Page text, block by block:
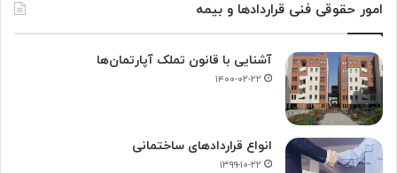
امور حقوقی فنی قراردادها و بیمه
آشنایی با قانون تملک آپارتمان‌ها
۱۴۰۰-۰۲-۲۲
انواع قراردادهای ساختمانی
۱۳۹۹-۱۰-۲۲